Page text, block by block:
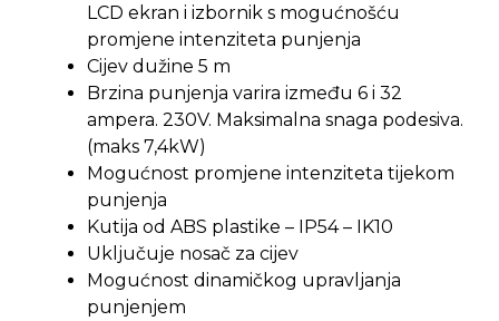
LCD ekran i izbornik s mogućnošću
promjene intenziteta punjenja
Cijev dužine 5 m
Brzina punjenja varira između 6 i 32
ampera. 230V. Maksimalna snaga podesiva.
(maks 7,4kW)
Mogućnost promjene intenziteta tijekom
punjenja
Kutija od ABS plastike – IP54 – IK10
Uključuje nosač za cijev
Mogućnost dinamičkog upravljanja
punjenjem